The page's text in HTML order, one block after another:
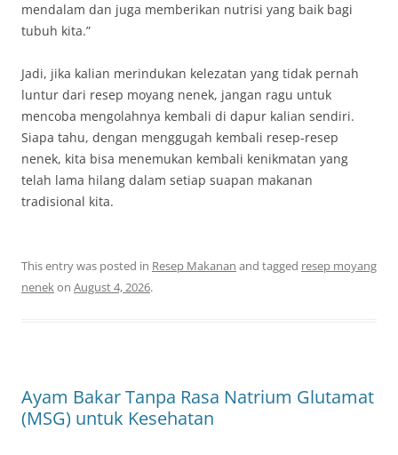
mendalam dan juga memberikan nutrisi yang baik bagi
tubuh kita.”
Jadi, jika kalian merindukan kelezatan yang tidak pernah
luntur dari resep moyang nenek, jangan ragu untuk
mencoba mengolahnya kembali di dapur kalian sendiri.
Siapa tahu, dengan menggugah kembali resep-resep
nenek, kita bisa menemukan kembali kenikmatan yang
telah lama hilang dalam setiap suapan makanan
tradisional kita.
This entry was posted in Resep Makanan and tagged resep moyang
nenekon August 4, 2026.
Ayam Bakar Tanpa Rasa Natrium Glutamat
(MSG) untuk Kesehatan